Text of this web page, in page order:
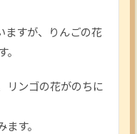
ますが、りんごの花
リンゴの花がのちに
す。